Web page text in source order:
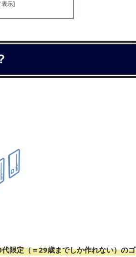
限定（＝29歳までしか作れない）のゴ